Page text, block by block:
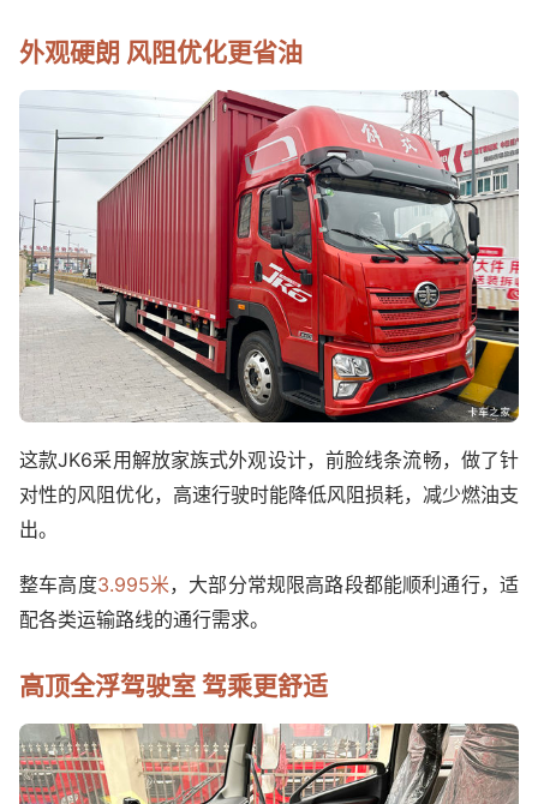
外观硬朗 风阻优化更省油
这款JK6采用解放家族式外观设计，前脸线条流畅，做了针
对性的风阻优化，高速行驶时能降低风阻损耗，减少燃油支
出。
整车高度3.995米，大部分常规限高路段都能顺利通行，适
配各类运输路线的通行需求。
高顶全浮驾驶室 驾乘更舒适